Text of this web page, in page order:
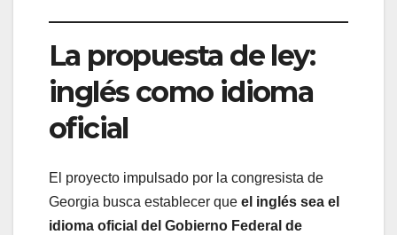
La propuesta de ley:
inglés como idioma
oficial
El proyecto impulsado por la congresista de
Georgia busca establecer que el inglés sea el
idioma oficial del Gobierno Federal de